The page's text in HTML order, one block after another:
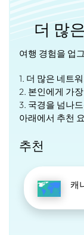
더 많
여행 경험을 업
1. 더 많은 네트
2. 본인에게 가
3. 국경을 넘나
아래에서 추천
추천
캐